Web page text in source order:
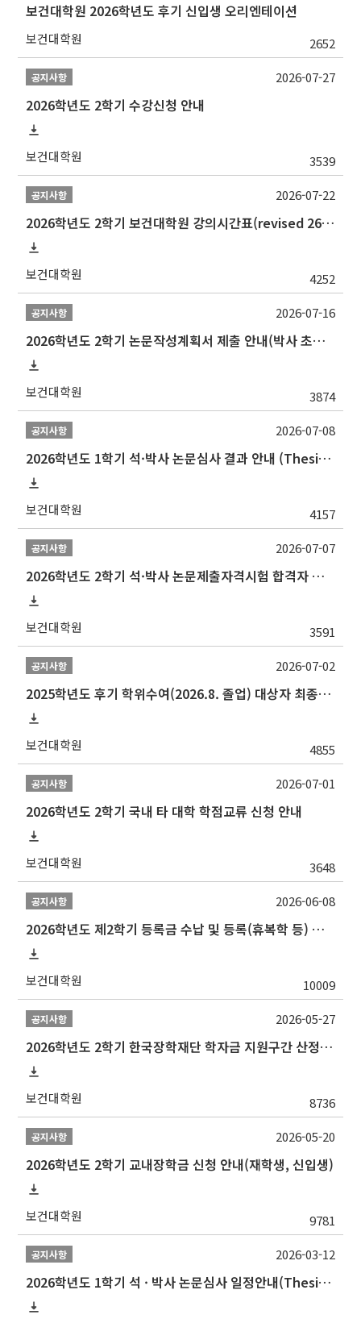
보건대학원 2026학년도 후기 신입생 오리엔테이션
보건대학원 2652
공지사항
2026학년도 2학기 수강신청 안내
보건대학원 3539
2026-07-27
공지사항
2026학년도 2학기 보건대학원 강의시간표(revised 260803)(2026 2nd SEMESTER SNU GSPH TIMETABLE)
보건대학원 4252
2026-07-22
공지사항
2026학년도 2학기 논문작성계획서 제출 안내(박사 초심 일정 포함)_Thesis Proposal
보건대학원 3874
2026-07-16
공지사항
2026학년도 1학기 석·박사 논문심사 결과 안내 (Thesis Defense Result)
보건대학원 4157
2026-07-08
공지사항
2026학년도 2학기 석·박사 논문제출자격시험 합격자 공고(TSQ Exam Result)
보건대학원 3591
2026-07-07
공지사항
2025학년도 후기 학위수여(2026.8. 졸업) 대상자 최종인준 논문 제출 안내
보건대학원 4855
2026-07-02
공지사항
2026학년도 2학기 국내 타 대학 학점교류 신청 안내
보건대학원 3648
2026-07-01
공지사항
2026학년도 제2학기 등록금 수납 및 등록(휴복학 등) 일정 안내
보건대학원 10009
2026-06-08
공지사항
2026학년도 2학기 한국장학재단 학자금 지원구간 산정 신청 안내
보건대학원 8736
2026-05-27
공지사항
2026학년도 2학기 교내장학금 신청 안내(재학생, 신입생)
보건대학원 9781
2026-05-20
공지사항
2026학년도 1학기 석 · 박사 논문심사 일정안내(Thesis Defense Schedules)
2026-03-12